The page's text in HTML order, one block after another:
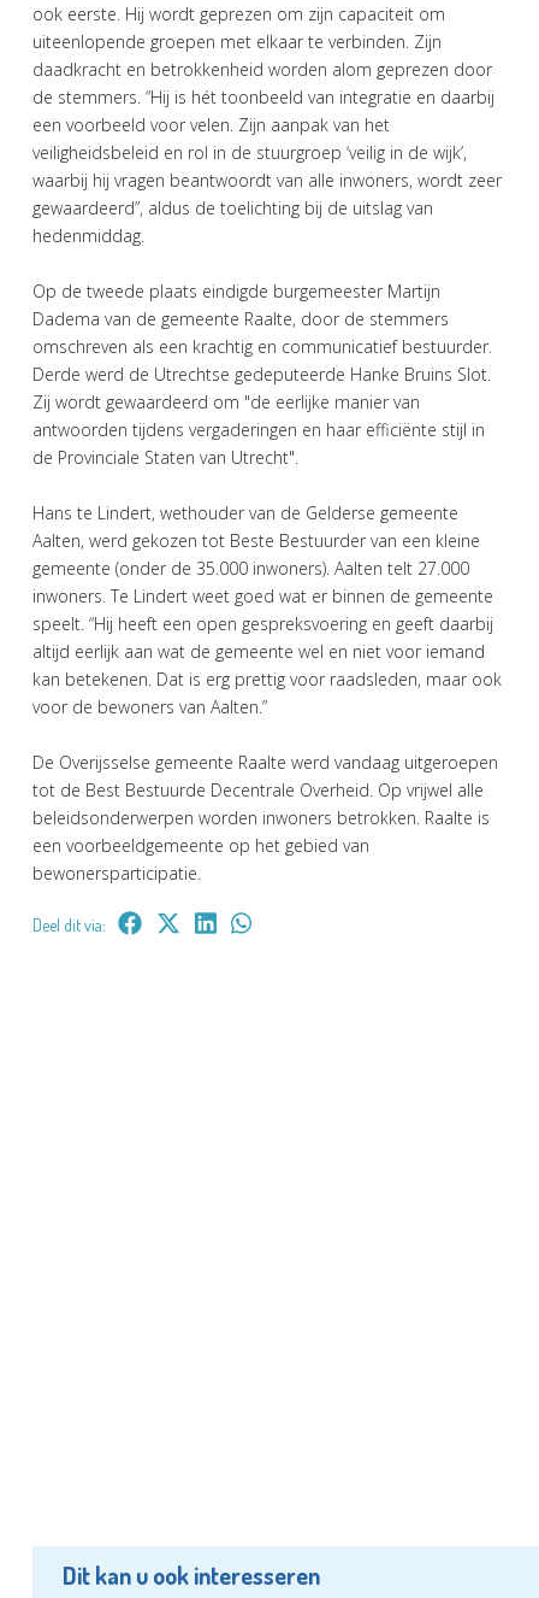
ook eerste. Hij wordt geprezen om zijn capaciteit om
uiteenlopende groepen met elkaar te verbinden. Zijn
daadkracht en betrokkenheid worden alom geprezen door
de stemmers. “Hij is hét toonbeeld van integratie en daarbij
een voorbeeld voor velen. Zijn aanpak van het
veiligheidsbeleid en rol in de stuurgroep ‘veilig in de wijk’,
waarbij hij vragen beantwoordt van alle inwoners, wordt zeer
gewaardeerd”, aldus de toelichting bij de uitslag van
hedenmiddag.
Op de tweede plaats eindigde burgemeester Martijn
Dadema van de gemeente Raalte, door de stemmers
omschreven als een krachtig en communicatief bestuurder.
Derde werd de Utrechtse gedeputeerde Hanke Bruins Slot.
Zij wordt gewaardeerd om "de eerlijke manier van
antwoorden tijdens vergaderingen en haar efficiënte stijl in
de Provinciale Staten van Utrecht".
Hans te Lindert, wethouder van de Gelderse gemeente
Aalten, werd gekozen tot Beste Bestuurder van een kleine
gemeente (onder de 35.000 inwoners). Aalten telt 27.000
inwoners. Te Lindert weet goed wat er binnen de gemeente
speelt. “Hij heeft een open gespreksvoering en geeft daarbij
altijd eerlijk aan wat de gemeente wel en niet voor iemand
kan betekenen. Dat is erg prettig voor raadsleden, maar ook
voor de bewoners van Aalten.”
De Overijsselse gemeente Raalte werd vandaag uitgeroepen
tot de Best Bestuurde Decentrale Overheid. Op vrijwel alle
beleidsonderwerpen worden inwoners betrokken. Raalte is
een voorbeeldgemeente op het gebied van
bewonersparticipatie.
Deel dit via:
Dit kan u ook interesseren